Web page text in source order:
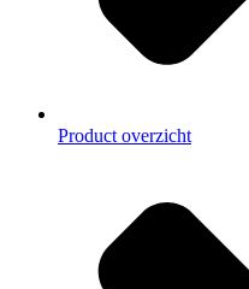
Product overzicht